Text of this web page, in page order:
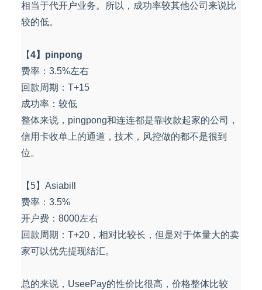
相当于代开户业务。所以，成功率较其他公司来说比
较的低。
【4】pinpong
费率：3.5%左右
回款周期：T+15
成功率：较低
整体来说，pingpong和连连都是靠收款起家的公司，
信用卡收单上的通道，技术，风控做的都不是很到
位。
【5】Asiabill
费率：3.5%
开户费：8000左右
回款周期：T+20，相对比较长，但是对于体量大的卖
家可以优先提现结汇。
总的来说，UseePay的性价比很高，价格整体比较